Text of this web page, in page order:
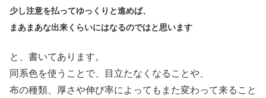
少し注意を払ってゆっくりと進めば、
まあまあな出来くらいにはなるのではと思います
と、書いてあります。
同系色を使うことで、目立たなくなることや、
布の種類、厚さや伸び率によってもまた変わって来ること